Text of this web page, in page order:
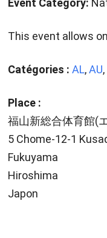
Event Category:
This event allows
Catégories : AL,AU,
Place :
福山新総合体育館(
5 Chome-12-1
Fukuyama
Hiroshima
Japon